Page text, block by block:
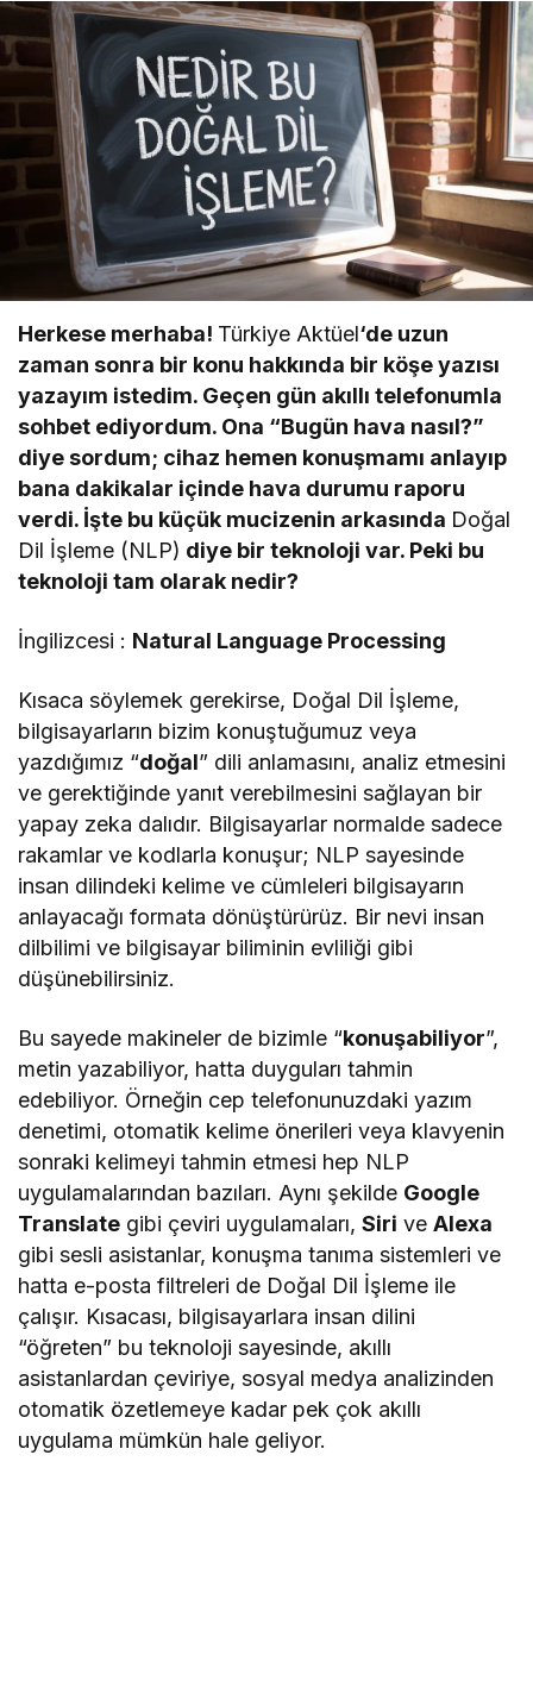
Herkese merhaba! Türkiye Aktüel‘de uzun
zaman sonra bir konu hakkında bir köşe yazısı
yazayım istedim. Geçen gün akıllı telefonumla
sohbet ediyordum. Ona “Bugün hava nasıl?”
diye sordum; cihaz hemen konuşmamı anlayıp
bana dakikalar içinde hava durumu raporu
verdi. İşte bu küçük mucizenin arkasında Doğal
Dil İşleme (NLP) diye bir teknoloji var. Peki bu
teknoloji tam olarak nedir?
İngilizcesi : Natural Language Processing
Kısaca söylemek gerekirse, Doğal Dil İşleme,
bilgisayarların bizim konuştuğumuz veya
yazdığımız “doğal” dili anlamasını, analiz etmesini
ve gerektiğinde yanıt verebilmesini sağlayan bir
yapay zeka dalıdır. Bilgisayarlar normalde sadece
rakamlar ve kodlarla konuşur; NLP sayesinde
insan dilindeki kelime ve cümleleri bilgisayarın
anlayacağı formata dönüştürürüz. Bir nevi insan
dilbilimi ve bilgisayar biliminin evliliği gibi
düşünebilirsiniz.
Bu sayede makineler de bizimle “konuşabiliyor”,
metin yazabiliyor, hatta duyguları tahmin
edebiliyor. Örneğin cep telefonunuzdaki yazım
denetimi, otomatik kelime önerileri veya klavyenin
sonraki kelimeyi tahmin etmesi hep NLP
uygulamalarından bazıları. Aynı şekilde Google
Translate gibi çeviri uygulamaları,Siri veAlexa
gibi sesli asistanlar, konuşma tanıma sistemleri ve
hatta e-posta filtreleri de Doğal Dil İşleme ile
çalışır. Kısacası, bilgisayarlara insan dilini
“öğreten” bu teknoloji sayesinde, akıllı
asistanlardan çeviriye, sosyal medya analizinden
otomatik özetlemeye kadar pek çok akıllı
uygulama mümkün hale geliyor.